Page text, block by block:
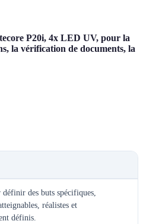
P20i, 4x LED UV, pour la
la vérification de documents, la
définir des buts spécifiques,
réalistes et
définis.